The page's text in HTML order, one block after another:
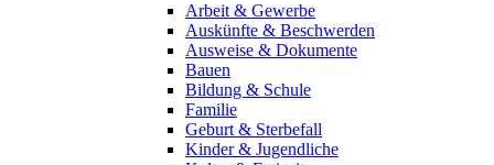
Arbeit & Gewerbe
Auskünfte & Beschwerden
Ausweise & Dokumente
Bauen
Bildung & Schule
Familie
Geburt & Sterbefall
Kinder & Jugendliche